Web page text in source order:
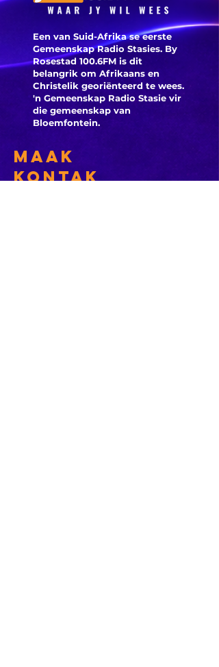
Een van Suid-Afrika se eerste
Gemeenskap Radio Stasies. By
Rosestad 100.6FM is dit
belangrik om Afrikaans en
Christelik georiënteerd te wees.
'n Gemeenskap Radio Stasie vir
die gemeenskap van
Bloemfontein.
Maak
Kontak